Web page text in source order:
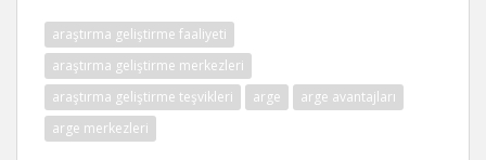
araştırma geliştirme faaliyeti
araştırma geliştirme merkezleri
araştırma geliştirme teşvikleri
arge
arge avantajları
arge merkezleri